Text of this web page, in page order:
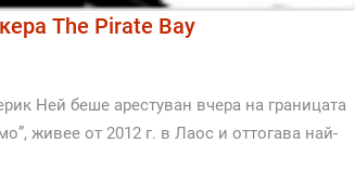
The Pirate Bay
Ней беше арестуван вчера на границата
живее от 2012 г. в Лаос и оттогава най-